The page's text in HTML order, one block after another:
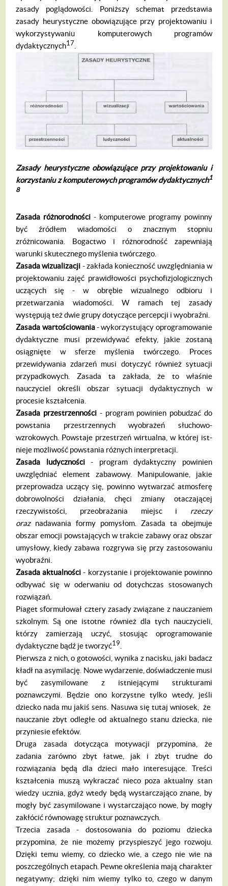
zasady poglądowości. Po­niższy schemat przedstawia
zasady heury­styczne obowiązujące przy projektowaniu i
wykorzystywaniu komputerowych progra­mów
dydaktycznych17
Zasady heurystyczne obowiązujące przy projektowaniu i
korzystaniu z komputerowych programów dydaktycznych1
8
Zasada różnorodności- komputerowe programy powinny
być źródłem wiadomo­ści o znacznym stopniu
zróżnicowania. Bo­gactwo i różnorodność zapewniają
warunki skutecznego myślenia twórczego.
Zasada wizualizacji - zakłada koniecz­ność uwzględniania w
projektowaniu zajęć prawidłowości psychofizjologicznych
uczą­cych się - w obrębie wizualnego odbioru i
przetwarzania wiadomości. W ramach tej zasady
występują też dwie grupy dotyczące percepcji i wyobraźni.
Zasada wartościowania- wykorzystują­cy oprogramowanie
dydaktyczne musi przewidywać efekty, jakie zostaną
osiągnię­te w sferze myślenia twórczego. Proces
przewidywania zdarzeń musi dotyczyć rów­nież sytuacji
przypadkowych. Zasada ta zakłada, że to właśnie
nauczyciel określi ob­szar sytuacji dydaktycznych w
procesie kształcenia.
Zasada przestrzenności - program po­winien pobudzać do
powstania przestrzen­nych wyobrażeń słuchowo-
wzrokowych. Powstaje przestrzeń wirtualna, w której ist­
nieje możliwość powstania różnych inter­pretacji.
Zasada ludyczności- program dydak­tyczny powinien
uwzględniać element za­bawowy. Manipulowanie, jakie
przeprowa­dza uczący się, powinno wytwarzać atmos­ferę
dobrowolności działania, chęci zmiany otaczającej
rzeczywistości, przeobrażania miejsc i rzeczy
oraz nadawania formy pomysłom. Zasada ta obejmuje
obszar emocji powstających w trakcie zabawy oraz obszar
umysłowy, kiedy zabawa rozgrywa się przy zastosowaniu
wyobraźni.
Zasada aktualności- korzystanie i pro­jektowanie powinno
odbywać się w oder­waniu od dotychczas stosowanych
rozwią­zań.
Piaget sformułował cztery zasady zwią­zane z nauczaniem
szkolnym. Są one istot­ne również dla tych nauczycieli,
którzy za­mierzają uczyć, stosując oprogramowanie
dydaktyczne bądź je tworzyć19
Pierwsza z nich, o gotowości, wynika z nacisku, jaki badacz
kładł na asymilację. Nowe wydarzenie, doświadczenie musi
być zasymilowane z istniejącymi strukturami
poznawczymi. Będzie ono korzystne tylko wtedy, jeśli
dziecko nada mu jakiś sens. Nasuwa się tutaj wniosek, że
nauczanie zbyt odległe od aktualnego stanu dziecka, nie
przyniesie efektów.
Druga zasada dotycząca motywacji przy­pomina, że
zadania zarówno zbyt łatwe, jak i zbyt trudne do
rozwiązania będą dla dzie­ci mało interesujące. Treści
kształcenia mu­szą wykraczać nieco poza aktualny stan
wiedzy ucznia, gdyż wtedy będą wystarcza­jąco znane, by
mogły być zasymilowane i wystarczająco nowe, by mogły
zakłócić równowagę struktur poznawczych.
Trzecia zasada - dostosowania do po­ziomu dziecka
przypomina, że nie możemy przyspieszyć jego rozwoju.
Dzięki temu wiemy, co dziecko wie, a czego nie wie na
poszczególnych etapach. Pewne określe­nia mają charakter
negatywny; dzięki nim wiemy tylko to, czego w danym